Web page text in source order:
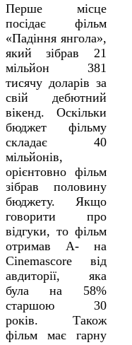
Перше місце
посідає фільм
«Падіння янгола»,
який зібрав 21
мільйон 381
тисячу доларів за
свій дебютний
вікенд. Оскільки
бюджет фільму
складає 40
мільйонів,
орієнтовно фільм
зібрав половину
бюджету. Якщо
говорити про
відгуки, то фільм
отримав А- на
Cinemascore від
авдиторії, яка
була на 58%
старшою 30
років. Також
фільм має гарну